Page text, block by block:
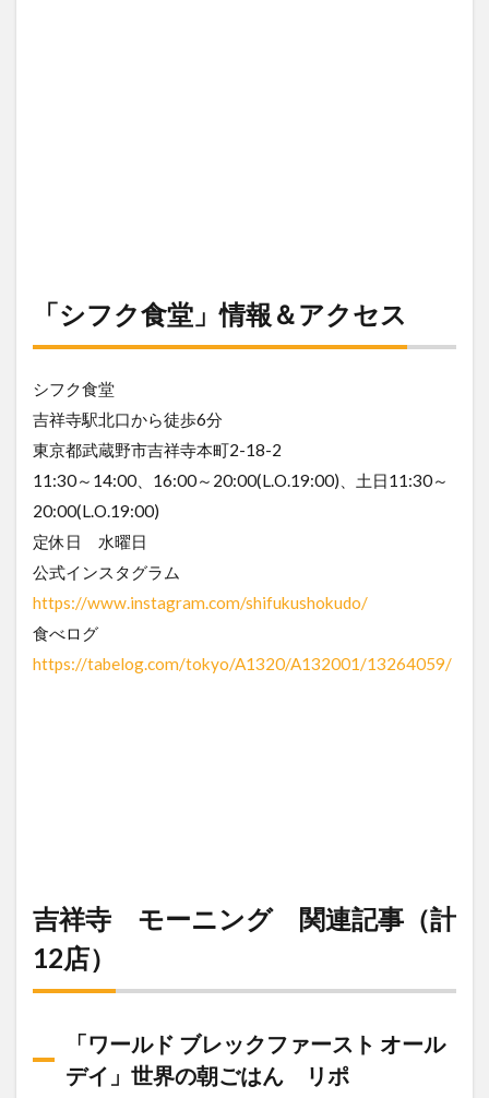
「シフク食堂」情報＆アクセス
シフク食堂
吉祥寺駅北口から徒歩6分
東京都武蔵野市吉祥寺本町2-18-2
11:30～14:00、16:00～20:00(L.O.19:00)、土日11:30～
20:00(L.O.19:00)
定休日 水曜日
公式インスタグラム
https://www.instagram.com/shifukushokudo/
食べログ
https://tabelog.com/tokyo/A1320/A132001/13264059/
吉祥寺 モーニング 関連記事（計
12店）
「ワールド ブレックファースト オール
デイ」世界の朝ごはん リポ